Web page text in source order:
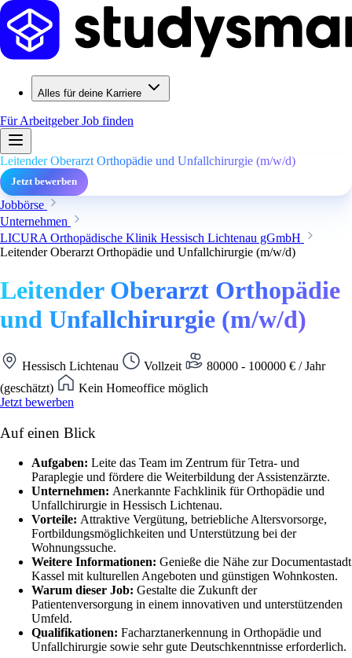
Alles für deine Karriere
Für ArbeitgeberJob finden
Leitender Oberarzt Orthopädie und Unfallchirurgie (m/w/d)
Jetzt bewerben
Jobbörse
Unternehmen
LICURA Orthopädische Klinik Hessisch Lichtenau gGmbH
Leitender Oberarzt Orthopädie und Unfallchirurgie (m/w/d)
Leitender Oberarzt Orthopädie
und Unfallchirurgie (m/w/d)
Hessisch Lichtenau Vollzeit
80000 - 100000 € / Jahr
(geschätzt)
Kein Homeoffice möglich
Jetzt bewerben
Auf einen Blick
Aufgaben: Leite das Team im Zentrum für Tetra- und
Paraplegie und fördere die Weiterbildung der Assistenzärzte.
Unternehmen: Anerkannte Fachklinik für Orthopädie und
Unfallchirurgie in Hessisch Lichtenau.
Vorteile: Attraktive Vergütung, betriebliche Altersvorsorge,
Fortbildungsmöglichkeiten und Unterstützung bei der
Wohnungssuche.
Weitere Informationen: Genieße die Nähe zur Documentastadt
Kassel mit kulturellen Angeboten und günstigen Wohnkosten.
Warum dieser Job: Gestalte die Zukunft der
Patientenversorgung in einem innovativen und unterstützenden
Umfeld.
Qualifikationen: Facharztanerkennung in Orthopädie und
Unfallchirurgie sowie sehr gute Deutschkenntnisse erforderlich.